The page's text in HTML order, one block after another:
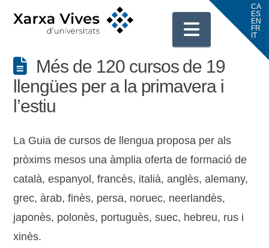
Més de 120 cursos de 19
llengües per a la primavera i
l’estiu
La Guia de cursos de llengua proposa per als
pròxims mesos una àmplia oferta de formació de
català, espanyol, francès, italià, anglès, alemany,
grec, àrab, finès, persa, noruec, neerlandès,
japonès, polonès, portuguès, suec, hebreu, rus i
xinès.